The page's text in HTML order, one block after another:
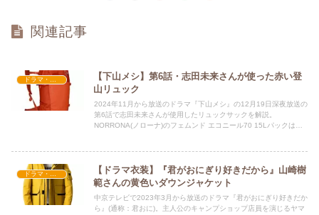
関連記事
【下山メシ】第6話・志田未来さんが使った赤い登
山リュック
2024年11月から放送のドラマ『下山メシ』の12月19日深夜放送の
第6話で志田未来さんが使用したリュックサックを解説。
NORRONA(ノローナ)のフェムンド エコニール70 15Lパックは程
【ドラマ衣装】『君がおにぎり好きだから』山崎樹
範さんの黄色いダウンジャケット
中京テレビで2023年3月から放送のドラマ『君がおにぎり好きだか
ら』(通称：君おに)。主人公のキャンプショップ店員を演じるヤマ